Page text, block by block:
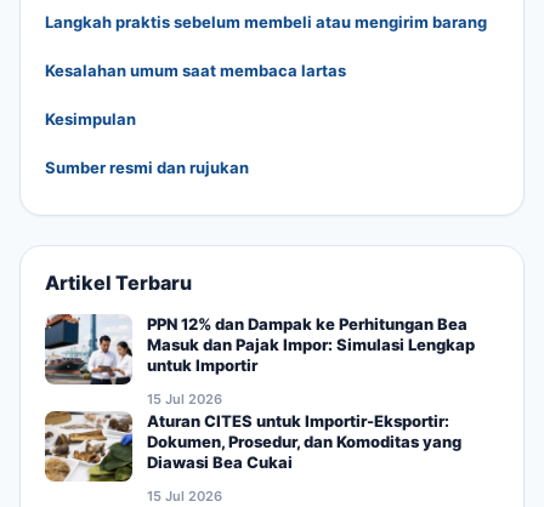
Langkah praktis sebelum membeli atau mengirim barang
Kesalahan umum saat membaca lartas
Kesimpulan
Sumber resmi dan rujukan
Artikel Terbaru
PPN 12% dan Dampak ke Perhitungan Bea
Masuk dan Pajak Impor: Simulasi Lengkap
untuk Importir
15 Jul 2026
Aturan CITES untuk Importir-Eksportir:
Dokumen, Prosedur, dan Komoditas yang
Diawasi Bea Cukai
15 Jul 2026